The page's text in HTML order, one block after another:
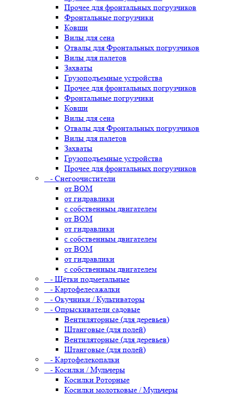
Прочее для фронтальных погрузчиков
Фронтальные погрузчики
Ковши
Вилы для сена
Отвалы для Фронтальных погрузчиков
Вилы для палетов
Захваты
Грузоподъемные устройства
Прочее для фронтальных погрузчиков
Фронтальные погрузчики
Ковши
Вилы для сена
Отвалы для Фронтальных погрузчиков
Вилы для палетов
Захваты
Грузоподъемные устройства
Прочее для фронтальных погрузчиков
- Снегоочистители
от ВОМ
от гидравлики
с собственным двигателем
от ВОМ
от гидравлики
с собственным двигателем
от ВОМ
от гидравлики
с собственным двигателем
- Щётки подметальные
- Картофелесажалки
- Окучники / Культиваторы
- Опрыскиватели садовые
Вентиляторные (для деревьев)
Штанговые (для полей)
Вентиляторные (для деревьев)
Штанговые (для полей)
- Картофелекопалки
- Косилки / Мульчеры
Косилки Роторные
Косилки молотковые / Мульчеры